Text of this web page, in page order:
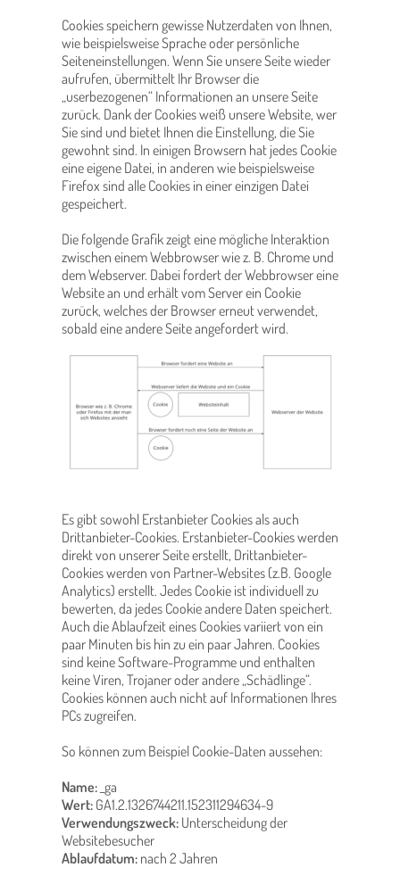
Cookies speichern gewisse Nutzerdaten von Ihnen,
wie beispielsweise Sprache oder persönliche
Seiteneinstellungen. Wenn Sie unsere Seite wieder
aufrufen, übermittelt Ihr Browser die
„userbezogenen“ Informationen an unsere Seite
zurück. Dank der Cookies weiß unsere Website, wer
Sie sind und bietet Ihnen die Einstellung, die Sie
gewohnt sind. In einigen Browsern hat jedes Cookie
eine eigene Datei, in anderen wie beispielsweise
Firefox sind alle Cookies in einer einzigen Datei
gespeichert.
Die folgende Grafik zeigt eine mögliche Interaktion
zwischen einem Webbrowser wie z. B. Chrome und
dem Webserver. Dabei fordert der Webbrowser eine
Website an und erhält vom Server ein Cookie
zurück, welches der Browser erneut verwendet,
sobald eine andere Seite angefordert wird.
Es gibt sowohl Erstanbieter Cookies als auch
Drittanbieter-Cookies. Erstanbieter-Cookies werden
direkt von unserer Seite erstellt, Drittanbieter-
Cookies werden von Partner-Websites (z.B. Google
Analytics) erstellt. Jedes Cookie ist individuell zu
bewerten, da jedes Cookie andere Daten speichert.
Auch die Ablaufzeit eines Cookies variiert von ein
paar Minuten bis hin zu ein paar Jahren. Cookies
sind keine Software-Programme und enthalten
keine Viren, Trojaner oder andere „Schädlinge“.
Cookies können auch nicht auf Informationen Ihres
PCs zugreifen.
So können zum Beispiel Cookie-Daten aussehen:
Name:_ga
Wert:GA1.2.1326744211.152311294634-9
Verwendungszweck:Unterscheidung der
Websitebesucher
Ablaufdatum:nach 2 Jahren